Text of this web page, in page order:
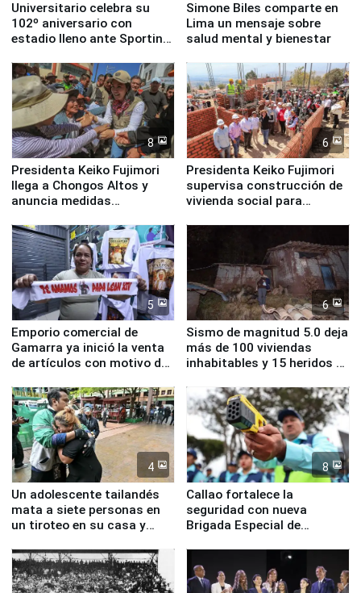
Universitario celebra su
102º aniversario con
estadio lleno ante Sporting
Simone Biles comparte en
Lima un mensaje sobre
salud mental y bienestar
8
Presidenta Keiko Fujimori
llega a Chongos Altos y
anuncia medidas
educación, salud y empleo
6
Presidenta Keiko Fujimori
supervisa construcción de
vivienda social para
5
Emporio comercial de
Gamarra ya inició la venta
de artículos con motivo de
6
Sismo de magnitud 5.0 deja
más de 100 viviendas
inhabitables y 15 heridos en
4
Un adolescente tailandés
mata a siete personas en
un tiroteo en su casa y
8
Callao fortalece la
seguridad con nueva
Brigada Especial de
equipamiento para
Serenazgo